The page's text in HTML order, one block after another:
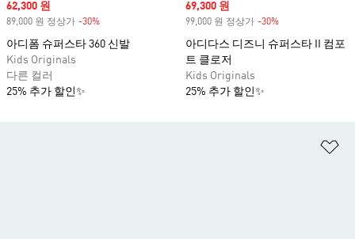
Sale price
62,300 원
89,000 원 정상가 -30%
아디폼 슈퍼스타 360 신발
Kids Originals
다른 컬러
25% 추가 할인✨
Sale price
69,300 원
99,000 원 정상가 -30%
아디다스 디즈니 슈퍼스타 II 컴포
트 클로저
Kids Originals
25% 추가 할인✨